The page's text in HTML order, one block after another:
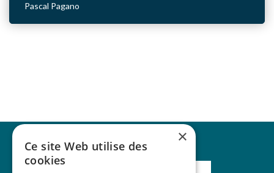
Pascal Pagano
×
Ce site Web utilise des
cookies